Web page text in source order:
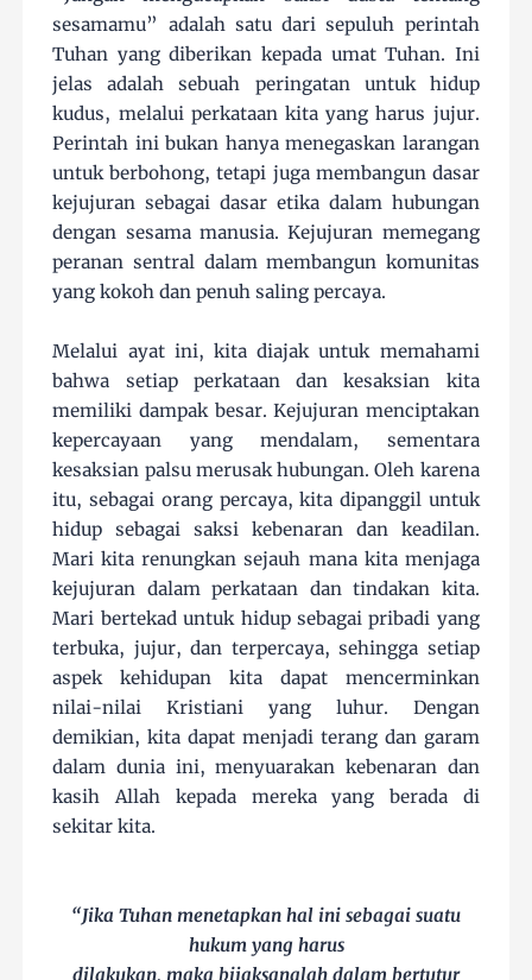
sesamamu” adalah satu dari sepuluh perintah
Tuhan yang diberikan kepada umat Tuhan. Ini
jelas adalah sebuah peringatan untuk hidup
kudus, melalui perkataan kita yang harus jujur.
Perintah ini bukan hanya menegaskan larangan
untuk berbohong, tetapi juga membangun dasar
kejujuran sebagai dasar etika dalam hubungan
dengan sesama manusia. Kejujuran memegang
peranan sentral dalam membangun komunitas
yang kokoh dan penuh saling percaya.
Melalui ayat ini, kita diajak untuk memahami
bahwa setiap perkataan dan kesaksian kita
memiliki dampak besar. Kejujuran menciptakan
kepercayaan yang mendalam, sementara
kesaksian palsu merusak hubungan. Oleh karena
itu, sebagai orang percaya, kita dipanggil untuk
hidup sebagai saksi kebenaran dan keadilan.
Mari kita renungkan sejauh mana kita menjaga
kejujuran dalam perkataan dan tindakan kita.
Mari bertekad untuk hidup sebagai pribadi yang
terbuka, jujur, dan terpercaya, sehingga setiap
aspek kehidupan kita dapat mencerminkan
nilai-nilai Kristiani yang luhur. Dengan
demikian, kita dapat menjadi terang dan garam
dalam dunia ini, menyuarakan kebenaran dan
kasih Allah kepada mereka yang berada di
sekitar kita.
“Jika Tuhan menetapkan hal ini sebagai suatu
hukum yang harus
dilakukan, maka bijaksanalah dalam bertutur